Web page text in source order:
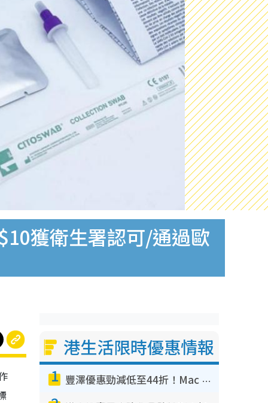
獲衛生署認可/通過歐
港生活限時優惠情報
1 豐澤優惠勁減低至44折！Mac mini/iPhone17Pro大減價！廚房家電$220起